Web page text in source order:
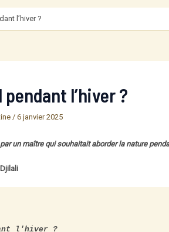
l’hiver ?
l’hiver ?
/ 6 janvier 2025
un maître qui souhaitait aborder la nature
l'hiver ?